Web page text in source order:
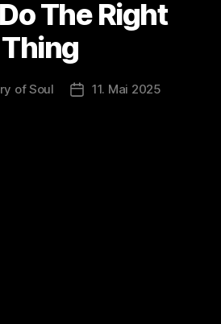
Do The Right
Thing
of Soul Veröffentlichungsdatum
11. Mai 2025